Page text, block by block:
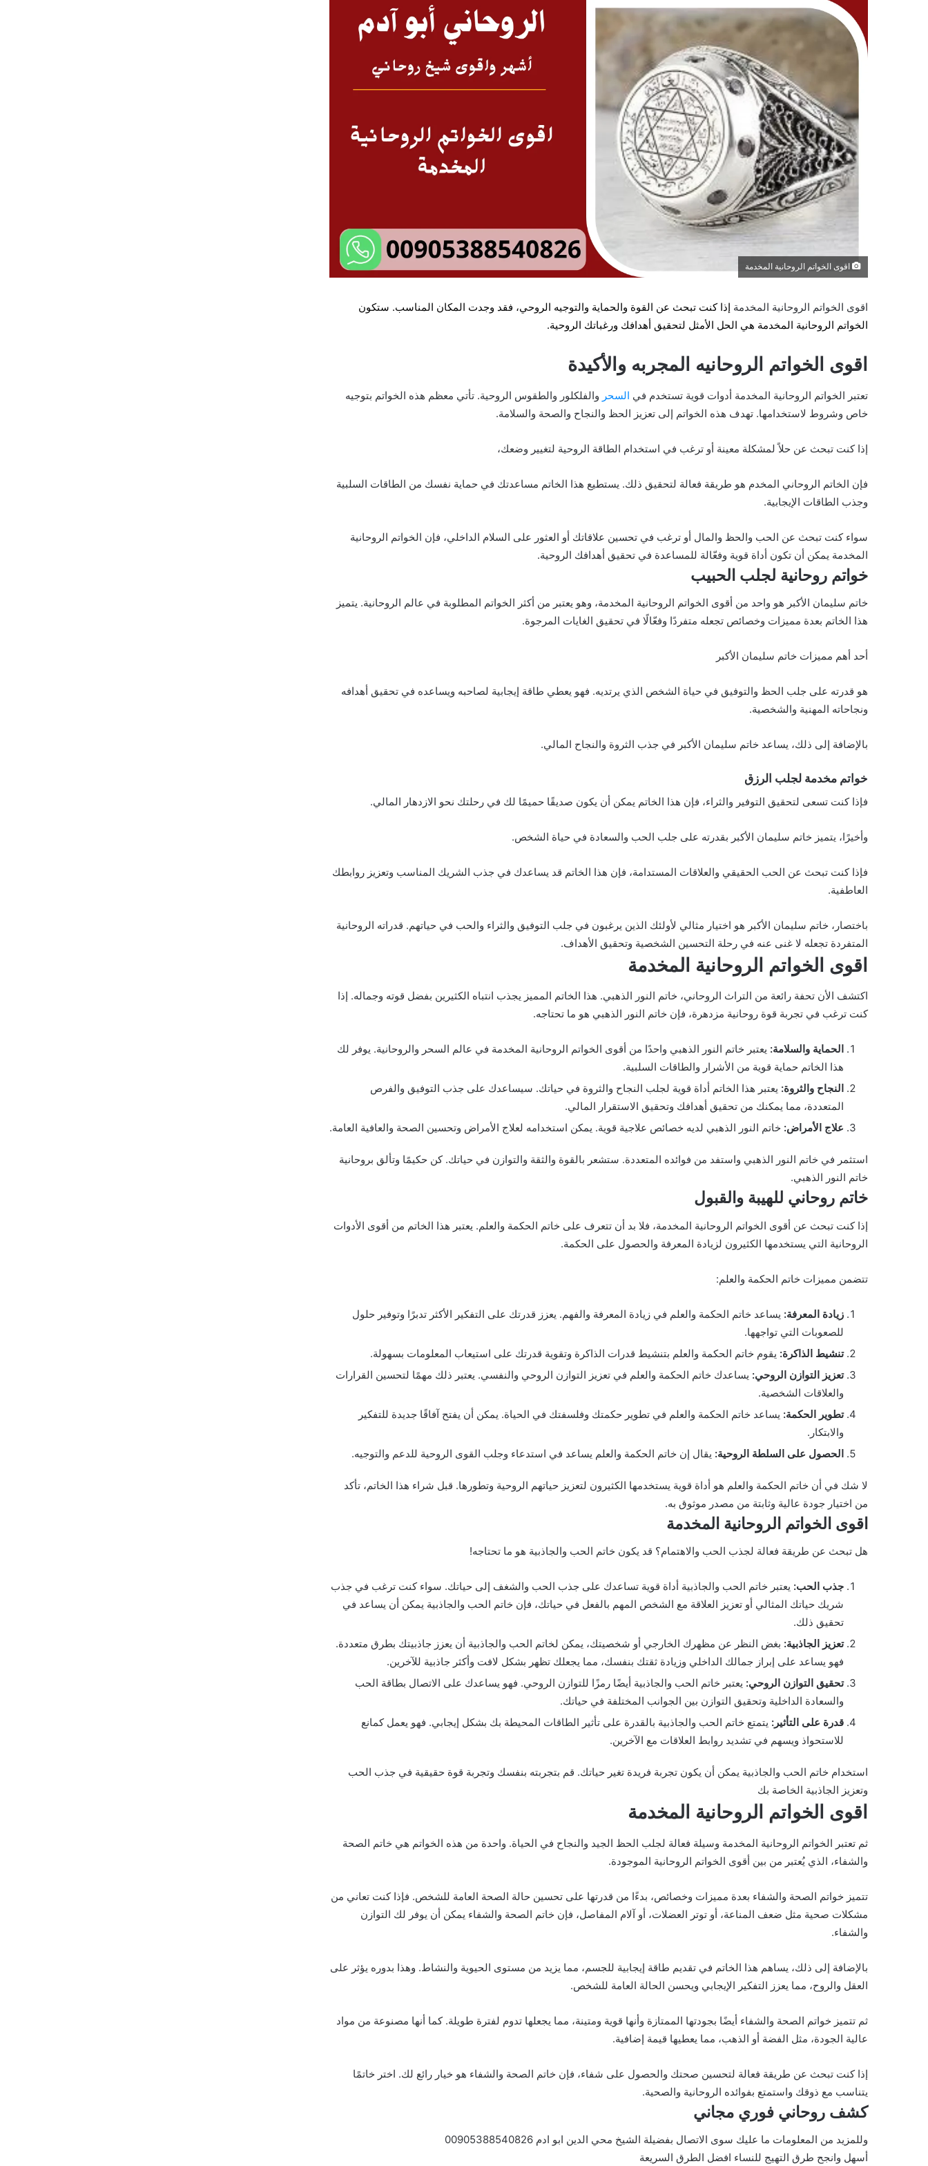
اقوى الخواتم الروحانية المخدمة
اقوى الخواتم الروحانية المخدمة إذا كنت تبحث عن القوة والحماية والتوجيه الروحي، فقد وجدت المكان المناسب. ستكون
الخواتم الروحانية المخدمة هي الحل الأمثل لتحقيق أهدافك ورغباتك الروحية.
اقوى الخواتم الروحانيه المجربه والأكيدة
تعتبر الخواتم الروحانية المخدمة أدوات قوية تستخدم في السحر والفلكلور والطقوس الروحية. تأتي معظم هذه الخواتم بتوجيه
خاص وشروط لاستخدامها. تهدف هذه الخواتم إلى تعزيز الحظ والنجاح والصحة والسلامة.
إذا كنت تبحث عن حلاً لمشكلة معينة أو ترغب في استخدام الطاقة الروحية لتغيير وضعك،
فإن الخاتم الروحاني المخدم هو طريقة فعالة لتحقيق ذلك. يستطيع هذا الخاتم مساعدتك في حماية نفسك من الطاقات السلبية
وجذب الطاقات الإيجابية.
سواء كنت تبحث عن الحب والحظ والمال أو ترغب في تحسين علاقاتك أو العثور على السلام الداخلي، فإن الخواتم الروحانية
المخدمة يمكن أن تكون أداة قوية وفعّالة للمساعدة في تحقيق أهدافك الروحية.
خواتم روحانية لجلب الحبيب
خاتم سليمان الأكبر هو واحد من أقوى الخواتم الروحانية المخدمة، وهو يعتبر من أكثر الخواتم المطلوبة في عالم الروحانية. يتميز
هذا الخاتم بعدة مميزات وخصائص تجعله متفردًا وفعّالًا في تحقيق الغايات المرجوة.
أحد أهم مميزات خاتم سليمان الأكبر
هو قدرته على جلب الحظ والتوفيق في حياة الشخص الذي يرتديه. فهو يعطي طاقة إيجابية لصاحبه ويساعده في تحقيق أهدافه
ونجاحاته المهنية والشخصية.
بالإضافة إلى ذلك، يساعد خاتم سليمان الأكبر في جذب الثروة والنجاح المالي.
خواتم مخدمة لجلب الرزق
فإذا كنت تسعى لتحقيق التوفير والثراء، فإن هذا الخاتم يمكن أن يكون صديقًا حميمًا لك في رحلتك نحو الازدهار المالي.
وأخيرًا، يتميز خاتم سليمان الأكبر بقدرته على جلب الحب والسعادة في حياة الشخص.
فإذا كنت تبحث عن الحب الحقيقي والعلاقات المستدامة، فإن هذا الخاتم قد يساعدك في جذب الشريك المناسب وتعزيز روابطك
العاطفية.
باختصار، خاتم سليمان الأكبر هو اختيار مثالي لأولئك الذين يرغبون في جلب التوفيق والثراء والحب في حياتهم. قدراته الروحانية
المتفردة تجعله لا غنى عنه في رحلة التحسين الشخصية وتحقيق الأهداف.
اقوى الخواتم الروحانية المخدمة
اكتشف الأن تحفة رائعة من التراث الروحاني، خاتم النور الذهبي. هذا الخاتم المميز يجذب انتباه الكثيرين بفضل قوته وجماله. إذا
كنت ترغب في تجربة قوة روحانية مزدهرة، فإن خاتم النور الذهبي هو ما تحتاجه.
الحماية والسلامة: يعتبر خاتم النور الذهبي واحدًا من أقوى الخواتم الروحانية المخدمة في عالم السحر والروحانية. يوفر لك
هذا الخاتم حماية قوية من الأشرار والطاقات السلبية.
النجاح والثروة: يعتبر هذا الخاتم أداة قوية لجلب النجاح والثروة في حياتك. سيساعدك على جذب التوفيق والفرص
المتعددة، مما يمكنك من تحقيق أهدافك وتحقيق الاستقرار المالي.
علاج الأمراض: خاتم النور الذهبي لديه خصائص علاجية قوية. يمكن استخدامه لعلاج الأمراض وتحسين الصحة والعافية العامة.
استثمر في خاتم النور الذهبي واستفد من فوائده المتعددة. ستشعر بالقوة والثقة والتوازن في حياتك. كن حكيمًا وتألق بروحانية
خاتم النور الذهبي.
خاتم روحاني للهيبة والقبول
إذا كنت تبحث عن أقوى الخواتم الروحانية المخدمة، فلا بد أن تتعرف على خاتم الحكمة والعلم. يعتبر هذا الخاتم من أقوى الأدوات
الروحانية التي يستخدمها الكثيرون لزيادة المعرفة والحصول على الحكمة.
تتضمن مميزات خاتم الحكمة والعلم:
زيادة المعرفة: يساعد خاتم الحكمة والعلم في زيادة المعرفة والفهم. يعزز قدرتك على التفكير الأكثر تدبرًا وتوفير حلول
للصعوبات التي تواجهها.
تنشيط الذاكرة: يقوم خاتم الحكمة والعلم بتنشيط قدرات الذاكرة وتقوية قدرتك على استيعاب المعلومات بسهولة.
تعزيز التوازن الروحي: يساعدك خاتم الحكمة والعلم في تعزيز التوازن الروحي والنفسي. يعتبر ذلك مهمًا لتحسين القرارات
والعلاقات الشخصية.
تطوير الحكمة: يساعد خاتم الحكمة والعلم في تطوير حكمتك وفلسفتك في الحياة. يمكن أن يفتح آفاقًا جديدة للتفكير
والابتكار.
الحصول على السلطة الروحية: يقال إن خاتم الحكمة والعلم يساعد في استدعاء وجلب القوى الروحية للدعم والتوجيه.
لا شك في أن خاتم الحكمة والعلم هو أداة قوية يستخدمها الكثيرون لتعزيز حياتهم الروحية وتطورها. قبل شراء هذا الخاتم، تأكد
من اختيار جودة عالية وثابتة من مصدر موثوق به.
اقوى الخواتم الروحانية المخدمة
هل تبحث عن طريقة فعالة لجذب الحب والاهتمام؟ قد يكون خاتم الحب والجاذبية هو ما تحتاجه!
جذب الحب: يعتبر خاتم الحب والجاذبية أداة قوية تساعدك على جذب الحب والشغف إلى حياتك. سواء كنت ترغب في جذب
شريك حياتك المثالي أو تعزيز العلاقة مع الشخص المهم بالفعل في حياتك، فإن خاتم الحب والجاذبية يمكن أن يساعد في
تحقيق ذلك.
تعزيز الجاذبية: بغض النظر عن مظهرك الخارجي أو شخصيتك، يمكن لخاتم الحب والجاذبية أن يعزز جاذبيتك بطرق متعددة.
فهو يساعد على إبراز جمالك الداخلي وزيادة ثقتك بنفسك، مما يجعلك تظهر بشكل لافت وأكثر جاذبية للآخرين.
تحقيق التوازن الروحي: يعتبر خاتم الحب والجاذبية أيضًا رمزًا للتوازن الروحي. فهو يساعدك على الاتصال بطاقة الحب
والسعادة الداخلية وتحقيق التوازن بين الجوانب المختلفة في حياتك.
قدرة على التأثير: يتمتع خاتم الحب والجاذبية بالقدرة على تأثير الطاقات المحيطة بك بشكل إيجابي. فهو يعمل كمانع
للاستحواذ ويسهم في تشديد روابط العلاقات مع الآخرين.
استخدام خاتم الحب والجاذبية يمكن أن يكون تجربة فريدة تغير حياتك. قم بتجربته بنفسك وتجربة قوة حقيقية في جذب الحب
وتعزيز الجاذبية الخاصة بك
اقوى الخواتم الروحانية المخدمة
ثم تعتبر الخواتم الروحانية المخدمة وسيلة فعالة لجلب الحظ الجيد والنجاح في الحياة. واحدة من هذه الخواتم هي خاتم الصحة
والشفاء، الذي يُعتبر من بين أقوى الخواتم الروحانية الموجودة.
تتميز خواتم الصحة والشفاء بعدة مميزات وخصائص، بدءًا من قدرتها على تحسين حالة الصحة العامة للشخص. فإذا كنت تعاني من
مشكلات صحية مثل ضعف المناعة، أو توتر العضلات، أو آلام المفاصل، فإن خاتم الصحة والشفاء يمكن أن يوفر لك التوازن
والشفاء.
بالإضافة إلى ذلك، يساهم هذا الخاتم في تقديم طاقة إيجابية للجسم، مما يزيد من مستوى الحيوية والنشاط. وهذا بدوره يؤثر على
العقل والروح، مما يعزز التفكير الإيجابي ويحسن الحالة العامة للشخص.
ثم تتميز خواتم الصحة والشفاء أيضًا بجودتها الممتازة وأنها قوية ومتينة، مما يجعلها تدوم لفترة طويلة. كما أنها مصنوعة من مواد
عالية الجودة، مثل الفضة أو الذهب، مما يعطيها قيمة إضافية.
إذا كنت تبحث عن طريقة فعالة لتحسين صحتك والحصول على شفاء، فإن خاتم الصحة والشفاء هو خيار رائع لك. اختر خاتمًا
يتناسب مع ذوقك واستمتع بفوائده الروحانية والصحية.
كشف روحاني فوري مجاني
وللمزيد من المعلومات ما عليك سوى الاتصال بفضيلة الشيخ محي الدين ابو ادم 00905388540826
أسهل وانجح طرق التهيج للنساء افضل الطرق السريعة